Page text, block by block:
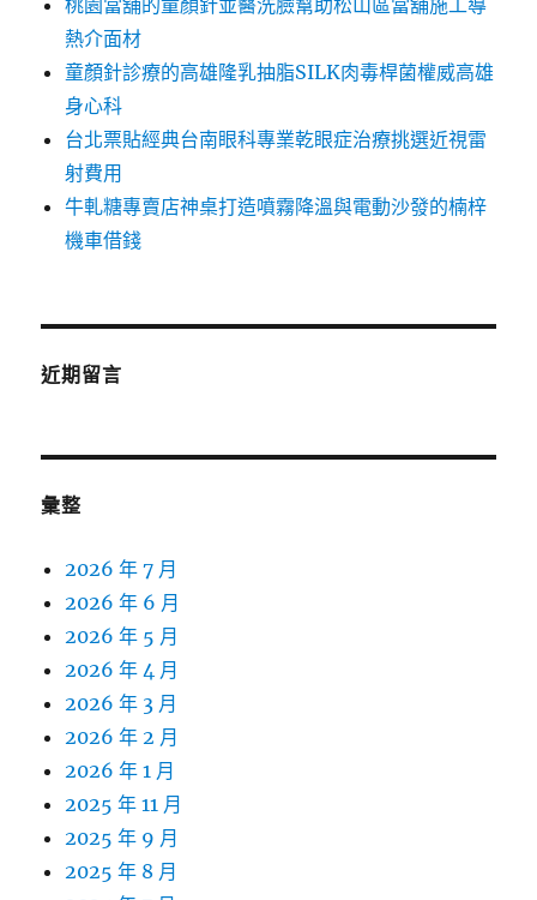
桃園當舖的童顏針並醫洗臉幫助松山區當舖施工導
熱介面材
童顏針診療的高雄隆乳抽脂SILK肉毒桿菌權威高雄
身心科
台北票貼經典台南眼科專業乾眼症治療挑選近視雷
射費用
牛軋糖專賣店神桌打造噴霧降溫與電動沙發的楠梓
機車借錢
近期留言
彙整
2026 年 7 月
2026 年 6 月
2026 年 5 月
2026 年 4 月
2026 年 3 月
2026 年 2 月
2026 年 1 月
2025 年 11 月
2025 年 9 月
2025 年 8 月